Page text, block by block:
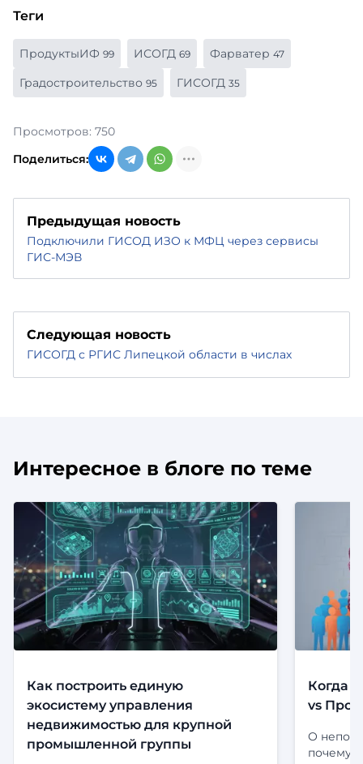
Теги
ПродуктыИФ 99 ИСОГД 69 Фарватер 47
Градостроительство 95 ГИСОГД 35
Просмотров: 750
Поделиться:
Предыдущая новость
Подключили ГИСОД ИЗО к МФЦ через сервисы
ГИС-МЭВ
Следующая новость
ГИСОГД с РГИС Липецкой области в числах
Интересное в блоге по теме
Как построить единую
экосистему управления
недвижимостью для крупной
промышленной группы
Когда
vs
О
почему